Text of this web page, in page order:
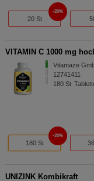
20 St
20%
VITAMIN C 1000 mg
Vitamaze
12741411
180 St
180 St
20%
UNIZINK Kombikraft